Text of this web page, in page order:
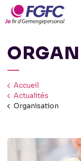
Accueil
Actualités
Organisation